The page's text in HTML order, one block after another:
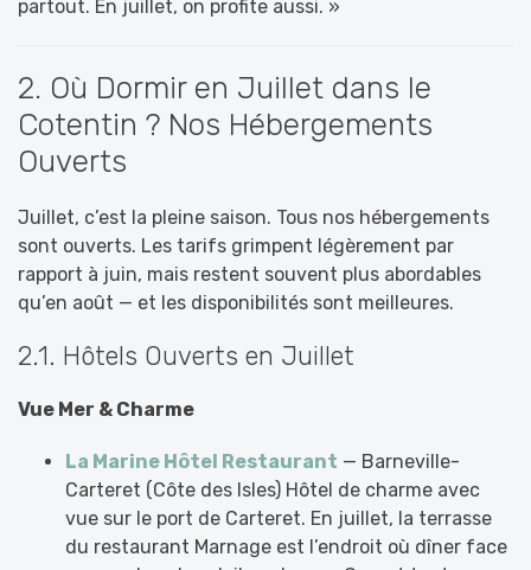
partout. En juillet, on profite aussi. »
2. Où Dormir en Juillet dans le
Cotentin ? Nos Hébergements
Ouverts
Juillet, c’est la pleine saison. Tous nos hébergements
sont ouverts. Les tarifs grimpent légèrement par
rapport à juin, mais restent souvent plus abordables
qu’en août — et les disponibilités sont meilleures.
2.1. Hôtels Ouverts en Juillet
Vue Mer & Charme
La Marine Hôtel Restaurant — Barneville-
Carteret (Côte des Isles) Hôtel de charme avec
vue sur le port de Carteret. En juillet, la terrasse
du restaurant Marnage est l’endroit où dîner face